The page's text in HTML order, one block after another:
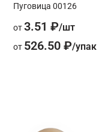
Пуговица 00126
от3.51 ₽
от 526.50 ₽